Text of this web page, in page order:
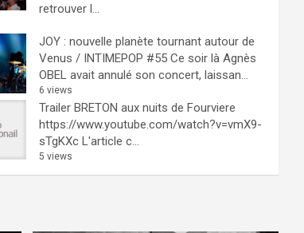
retrouver l...
JOY : nouvelle planète tournant autour de
Venus / INTIMEPOP #55 Ce soir là Agnès
OBEL avait annulé son concert, laissan...
6 views
Trailer BRETON aux nuits de Fourviere
https://www.youtube.com/watch?v=vmX9-
sTgKXc L'article c...
5 views